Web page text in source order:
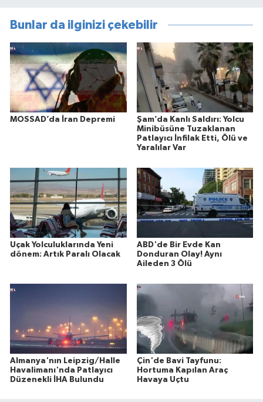
Bunlar da ilginizi çekebilir
MOSSAD’da İran Depremi
Şam’da Kanlı Saldırı: Yolcu
Minibüsüne Tuzaklanan
Patlayıcı İnfilak Etti, Ölü ve
Yaralılar Var
Uçak Yolculuklarında Yeni
dönem: Artık Paralı Olacak
ABD'de Bir Evde Kan
Donduran Olay! Aynı
Aileden 3 Ölü
Almanya'nın Leipzig/Halle
Havalimanı'nda Patlayıcı
Düzenekli İHA Bulundu
Çin'de Bavi Tayfunu:
Hortuma Kapılan Araç
Havaya Uçtu